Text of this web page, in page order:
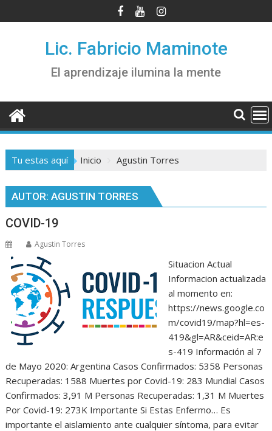
al
Lic. Fabricio Maminote
El aprendizaje ilumina la mente
Tu estas aquí Inicio Agustin Torres
AUTOR:AGUSTIN TORRES
COVID-19
Agustin Torres
Situacion Actual
Informacion actualizada
al momento en:
https://news.google.co
m/covid19/map?hl=es-
419&gl=AR&ceid=AR:e
s-419 Información al 7
de Mayo 2020: Argentina Casos Confirmados: 5358 Personas
Recuperadas: 1588 Muertes por Covid-19: 283 Mundial Casos
Confirmados: 3,91 M Personas Recuperadas: 1,31 M Muertes
Por Covid-19: 273K Importante Si Estas Enfermo… Es
importante el aislamiento ante cualquier síntoma, para evitar